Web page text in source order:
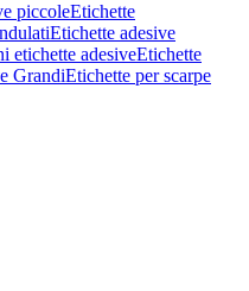
piccoleEtichette
Etichette adesive
etichette adesiveEtichette
GrandiEtichette per scarpe